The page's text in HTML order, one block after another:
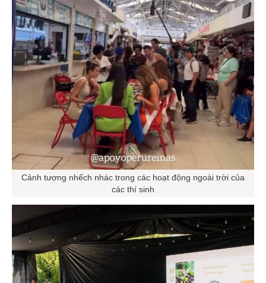
Cảnh tượng nhếch nhác trong các hoạt động ngoài trời của
các thí sinh